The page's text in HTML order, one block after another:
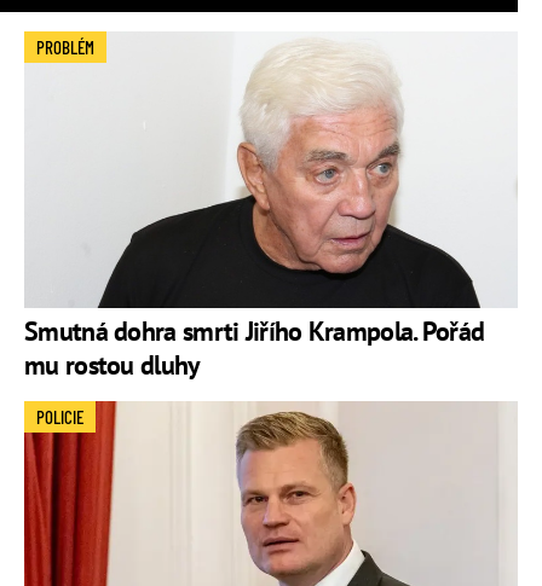
Smutná dohra smrti Jiřího Krampola. Pořád
mu rostou dluhy
PROBLÉM
POLICIE